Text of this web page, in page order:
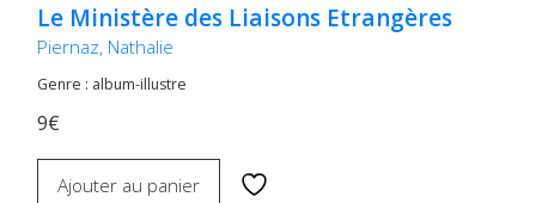
Le Ministère des Liaisons Etrangères
Piernaz, Nathalie
Genre : album-illustre
9€
Ajouter au panier